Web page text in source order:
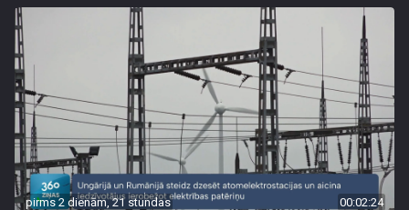
pirms 2 dienām, 21 stundas 00:02:24